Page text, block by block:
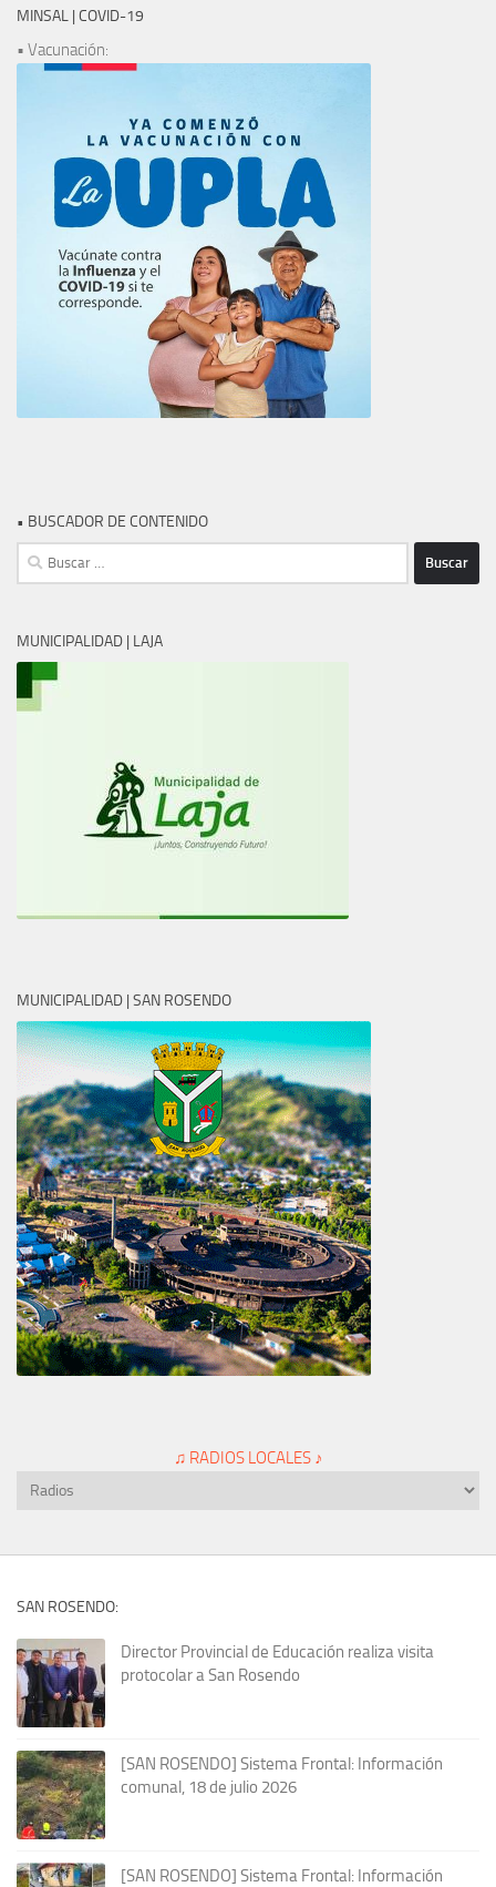
MINSAL | COVID-19
• Vacunación:
• BUSCADOR DE CONTENIDO
Buscar:
MUNICIPALIDAD | LAJA
MUNICIPALIDAD | SAN ROSENDO
♫ RADIOS LOCALES ♪
SAN ROSENDO:
Director Provincial de Educación realiza visita
protocolar a San Rosendo
[SAN ROSENDO] Sistema Frontal: Información
comunal, 18 de julio 2026
[SAN ROSENDO] Sistema Frontal: Información